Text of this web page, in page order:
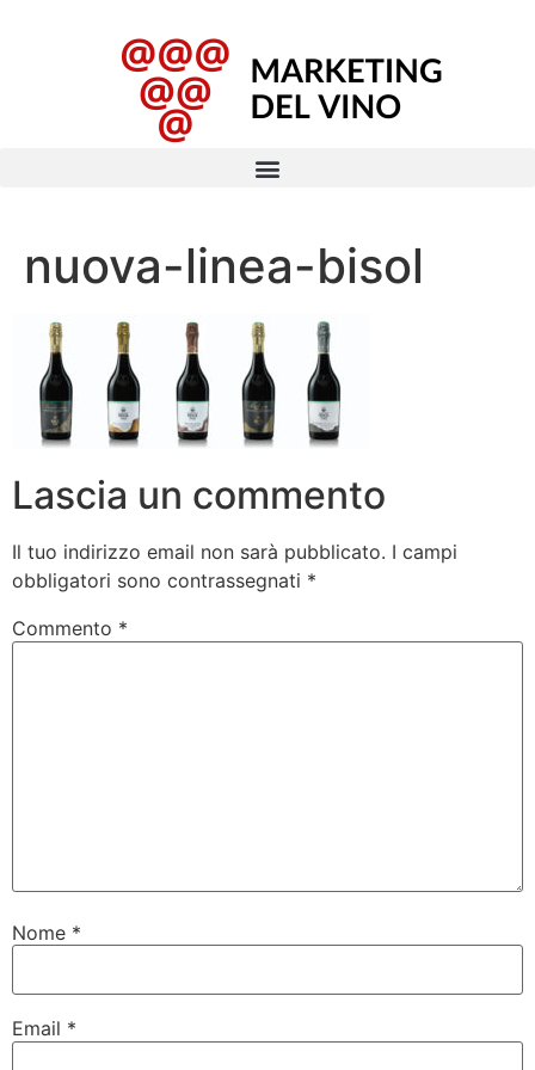
nuova-linea-bisol
Lascia un commento
Il tuo indirizzo email non sarà pubblicato. I campi
obbligatori sono contrassegnati *
Commento *
Nome *
Email *